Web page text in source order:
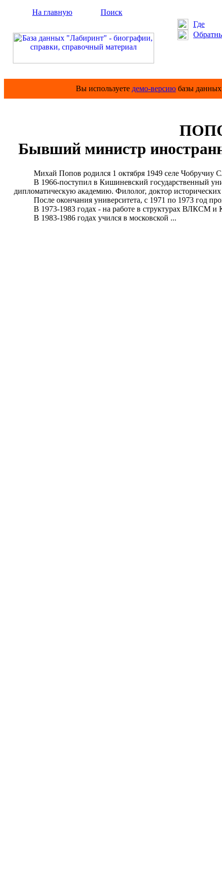
На главную
Поиск
Где
Вы используете демо-версию базы
Бывший министр
Михай Попов родился 1 октября 1949 селе Чобручиу
В 1966-поступил в Кишиневский государственный
дипломатическую академию. Филолог, доктор исторических
После окончания университета, с 1971 по 1973 год
В 1973-1983 годах - на работе в структурах ВЛКСМ и
В 1983-1986 годах учился в московской ...